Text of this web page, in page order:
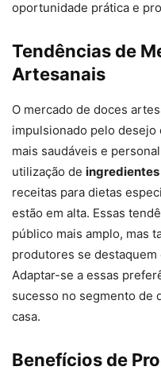
oportunidade prática e
Tendências de
Artesanais
O mercado de doces
impulsionado pelo
mais saudáveis e
utilização de
receitas para dietas
estão em alta. Essas
público mais amplo, mas
produtores se
Adaptar-se a essas
sucesso no segmento de
casa.
Benefícios de